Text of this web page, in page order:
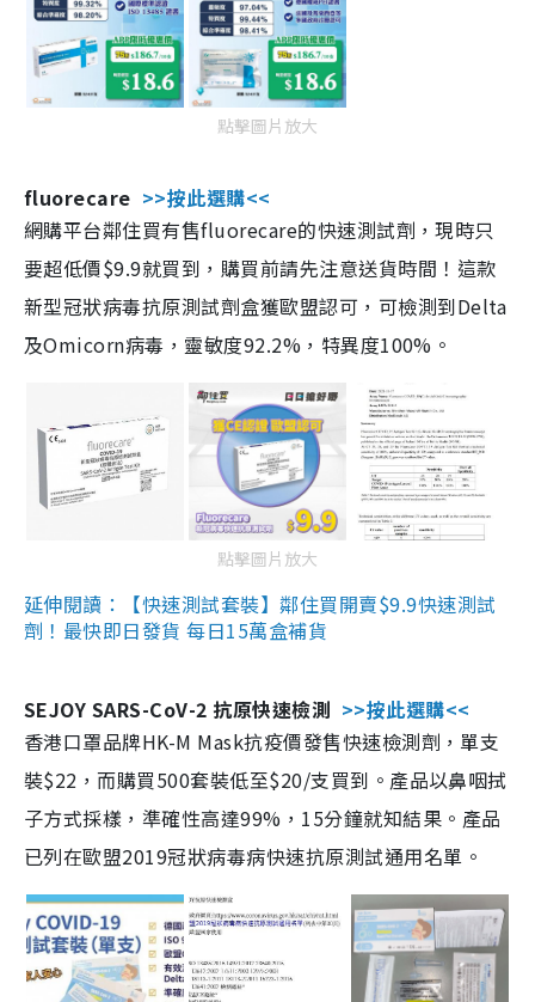
點擊圖片放大
fluorecare >>按此選購<<
網購平台鄰住買有售fluorecare的快速測試劑，現時只
要超低價$9.9就買到，購買前請先注意送貨時間！這款
新型冠狀病毒抗原測試劑盒獲歐盟認可，可檢測到Delta
及Omicorn病毒，靈敏度92.2%，特異度100%。
點擊圖片放大
延伸閱讀：【快速測試套裝】鄰住買開賣$9.9快速測試
劑！最快即日發貨 每日15萬盒補貨
SEJOY SARS-CoV-2 抗原快速檢測 >>按此選購<<
香港口罩品牌HK-M Mask抗疫價發售快速檢測劑，單支
裝$22，而購買500套裝低至$20/支買到。產品以鼻咽拭
子方式採樣，準確性高達99%，15分鐘就知結果。產品
已列在歐盟2019冠狀病毒病快速抗原測試通用名單。